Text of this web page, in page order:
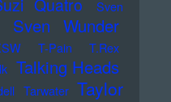
Quatro
Sven
Sven Wunder
T-Pain
T.Rex
Talking Heads
Tarwater Taylor